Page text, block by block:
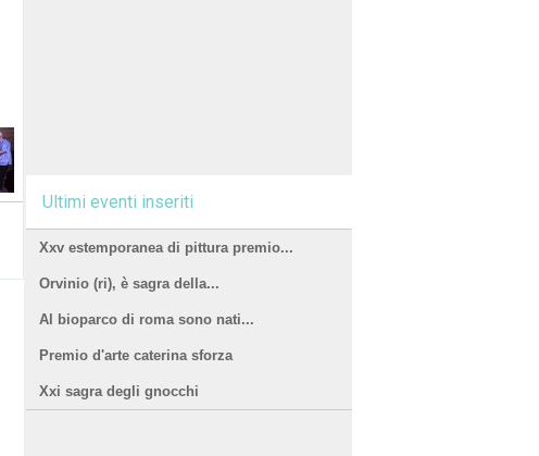
Ultimi eventi inseriti
Xxv estemporanea di pittura premio...
Orvinio (ri), è sagra della...
Al bioparco di roma sono nati...
Premio d'arte caterina sforza
Xxi sagra degli gnocchi